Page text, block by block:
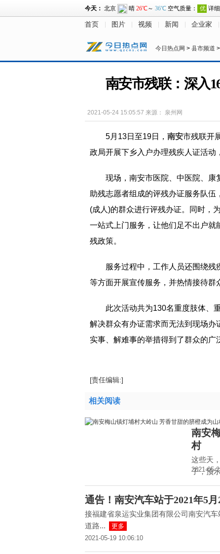
首页 图片 视频 新闻 企业家
今日热点网 > 县市频道 >
南安市残联：深入
2021-05-24 15:05:57 来源： 泉州网
5月13日至19日， 南安市残联开
政局开展下乡入户办理残疾人证活动
现场，南安市医院、中医院、康
助残志愿者组成的评残办证服务队伍
(成人)的群众进行评残办证。同时，
一站式上门服务，让他们足不出户
残政策。
服务过程中，工作人员还围绕
等方面开展宣传服务，并热情接待群
此次活动共为130名重度肢体、
解决群众有办证需求而无法到现场办
实事、解难事的举措得到了群众的广
[责任编辑:]
相关阅读
南安
村
这些天
子，预
2021-05-
通告！南安汽车站于2021年5
接福建省泉运实业集团有限公司南安汽
道路...
更多
2021-05-19 10:06:10